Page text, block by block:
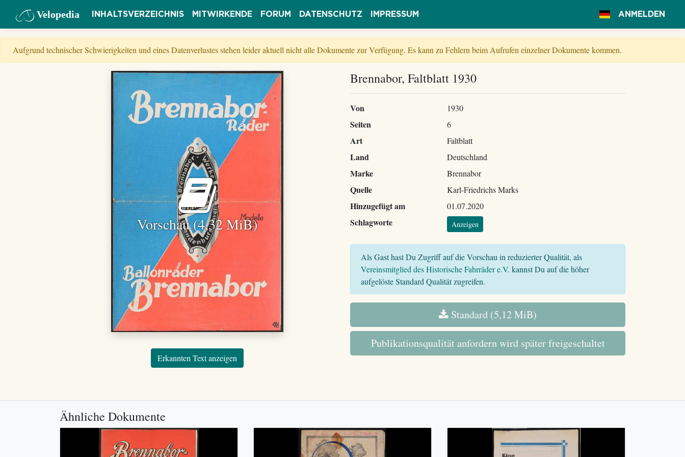
Velopedia INHALTSVERZEICHNIS MITWIRKENDE FORUM DATENSCHUTZ IMPRESSUM ANMELDEN
Aufgrund technischer Schwierigkeiten und eines Datenverlustes stehen leider aktuell nicht alle Dokumente zur Verfügung. Es kann zu Fehlern beim Aufrufen einzelner Dokumente kommen.
Vorschau (4,32 MiB)
Erkannten Text anzeigen
Brennabor, Faltblatt 1930
Von 1930
Seiten 6
Art Faltblatt
Land Deutschland
Marke Brennabor
Quelle Karl-Friedrichs Marks
Hinzugefügt am 01.07.2020
Schlagworte Anzeigen
Als Gast hast Du Zugriff auf die Vorschau in reduzierter Qualität, als
Vereinsmitglied des Historische Fahrräder e.V. kannst Du auf die höher
aufgelöste Standard Qualität zugreifen.
Standard (5,12 MiB)
Publikationsqualität anfordern wird später freigeschaltet
Ähnliche Dokumente